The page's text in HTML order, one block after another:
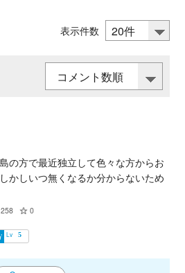
表示件数
の方で最近独立して色々な方からお
かしいつ無くなるか分からないため
連絡貰えたらと思います。 鹿児島
是非行かせてもらいたいと思ってま
。
258 0
Lv 5